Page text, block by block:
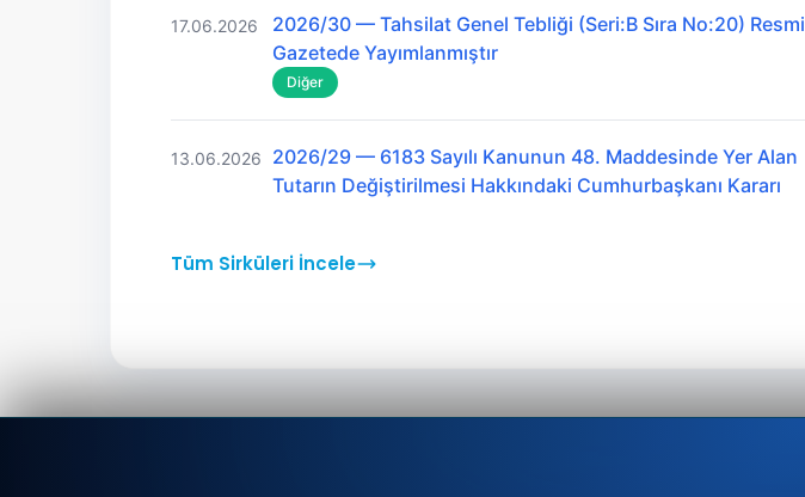
17.06.2026
2026/30 — Tahsilat Genel Tebliği (Seri:B Sıra No:20) Resmi
Gazetede Yayımlanmıştır
Diğer
13.06.2026
2026/29 — 6183 Sayılı Kanunun 48. Maddesinde Yer Alan
Tutarın Değiştirilmesi Hakkındaki Cumhurbaşkanı Kararı
Tüm Sirküleri İncele